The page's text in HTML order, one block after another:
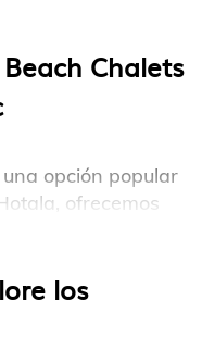
Chalets
opción popular
ofrecemos
Chalets
a su
chalets y
opción para
los